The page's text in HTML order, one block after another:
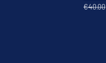
€40.00